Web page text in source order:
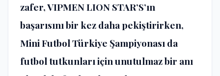
zafer, VIPMEN LION STAR’S’ın
başarısını bir kez daha pekiştirirken,
Mini Futbol Türkiye Şampiyonası da
futbol tutkunları için unutulmaz bir anı